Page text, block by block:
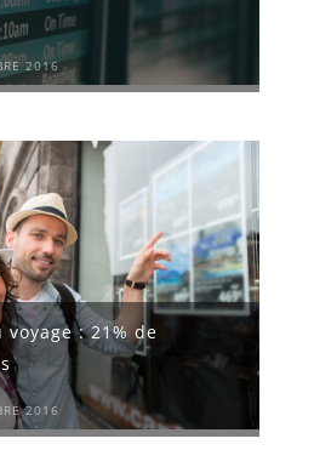
2016
: 21% de
2016